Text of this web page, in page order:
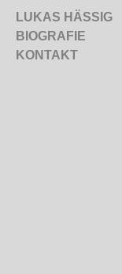
LUKAS HÄSSIG
BIOGRAFIE
KONTAKT